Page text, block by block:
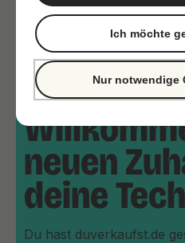
neuen
deine
Du hast duverkaufst.de
Nur notwendige
Ich möchte